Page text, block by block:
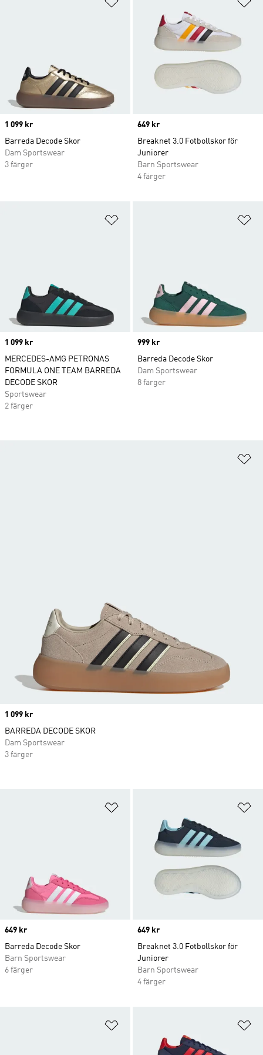
Price
1 099 kr
Barreda Decode Skor
Dam Sportswear
3 färger
Price
649 kr
Breaknet 3.0 Fotbollskor för
Juniorer
Barn Sportswear
4 färger
Price
1 099 kr
MERCEDES-AMG PETRONAS
FORMULA ONE TEAM BARREDA
DECODE SKOR
Sportswear
2 färger
Price
999 kr
Barreda Decode Skor
Dam Sportswear
8 färger
Price
649 kr
Barreda Decode Skor
Barn Sportswear
6 färger
Price
649 kr
Breaknet 3.0 Fotbollskor för
Juniorer
Barn Sportswear
4 färger
Price
1 099 kr
BARREDA DECODE SKOR
Dam Sportswear
3 färger